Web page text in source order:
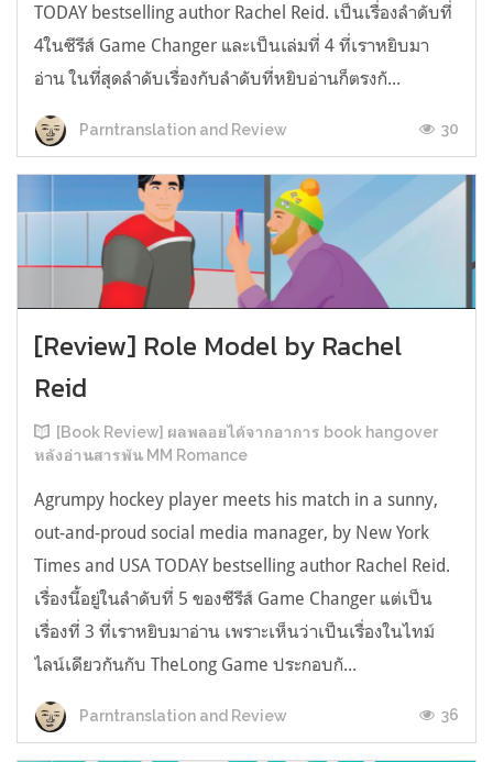
TODAY bestselling author Rachel Reid. เป็นเรื่องลำดับที่
4ในซีรีส์ Game Changer และเป็นเล่มที่ 4 ที่เราหยิบมา
อ่าน ในที่สุดลำดับเรื่องกับลำดับที่หยิบอ่านก็ตรงกั...
Parntranslation and Review 30
[Review] Role Model by Rachel
Reid
[Book Review] ผลพลอยได้จากอาการ book hangover
หลังอ่านสารพัน MM Romance
Agrumpy hockey player meets his match in a sunny,
out-and-proud social media manager, by New York
Times and USA TODAY bestselling author Rachel Reid.
เรื่องนี้อยู่ในลำดับที่ 5 ของซีรีส์ Game Changer แต่เป็น
เรื่องที่ 3 ที่เราหยิบมาอ่าน เพราะเห็นว่าเป็นเรื่องในไทม์
ไลน์เดียวกันกับ TheLong Game ประกอบกั...
Parntranslation and Review 36